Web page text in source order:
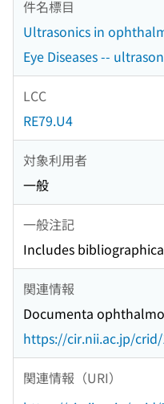
件名標目
Ultrasonics in
Eye Diseases --
LCC
RE79.U4
対象利用者
一般
一般注記
Includes
関連情報
Documenta
https://cir.nii.ac.jp/crid/
関連情報（URI）